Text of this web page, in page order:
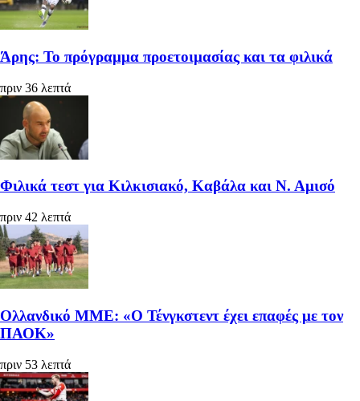
Άρης: Το πρόγραμμα προετοιμασίας και τα φιλικά
πριν 36 λεπτά
Φιλικά τεστ για Κιλκισιακό, Καβάλα και Ν. Αμισό
πριν 42 λεπτά
Ολλανδικό ΜΜΕ: «Ο Τένγκστεντ έχει επαφές με τον
ΠΑΟΚ»
πριν 53 λεπτά